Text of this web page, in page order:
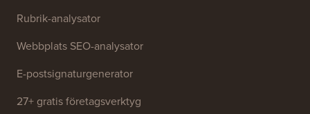
Rubrik-analysator
Webbplats SEO-analysator
E-postsignaturgenerator
27+ gratis företagsverktyg